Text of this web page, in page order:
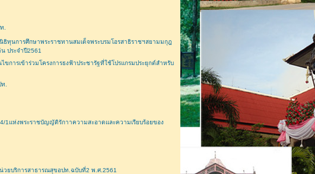
.
ทุนการศึกษาพระราชทานสมเด็จพระบรมโอรสาธิราชฯสยามมกุฎ
ประจำปี2561
การเข้าร่วมโครงการธงฟ้าประชารัฐที่ใช้โปรแกรมประยุกต์สำหรับ
.
1แห่งพระราชบัญญัติรักาาความสะอาดและความเรียบร้อยของ
วยบริการสาธารณสุขอปท.ฉบับที่2 พ.ศ.2561